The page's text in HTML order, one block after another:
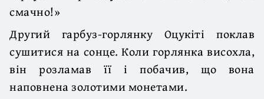
смачно!»
Другий гарбуз-горлянку Оцукіті поклав
сушитися на сонце. Коли горлянка висохла,
він розламав її і побачив, що вона
наповнена золотими монетами.